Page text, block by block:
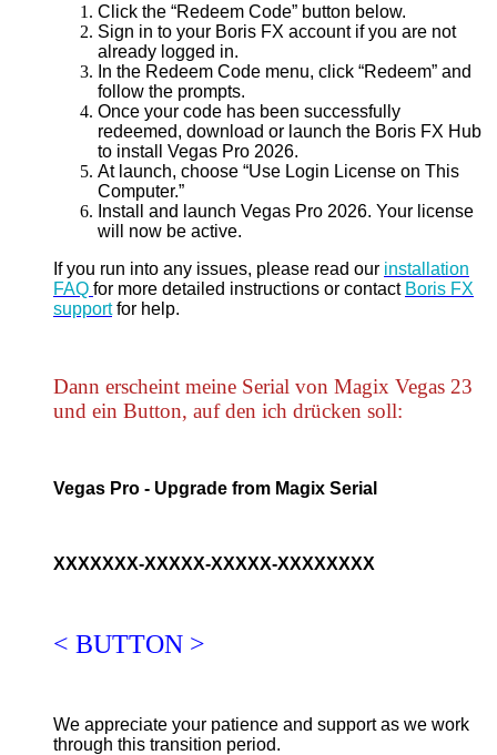
Click the “Redeem Code” button below.
Sign in to your Boris FX account if you are not
already logged in.
In the Redeem Code menu, click “Redeem” and
follow the prompts.
Once your code has been successfully
redeemed, download or launch the Boris FX Hub
to install Vegas Pro 2026.
At launch, choose “Use Login License on This
Computer.”
Install and launch Vegas Pro 2026. Your license
will now be active.
If you run into any issues, please read our installation
FAQ for more detailed instructions or contact Boris FX
supportfor help.
Dann erscheint meine Serial von Magix Vegas 23
und ein Button, auf den ich drücken soll:
Vegas Pro - Upgrade from Magix Serial
XXXXXXX-XXXXX-XXXXX-XXXXXXXX
< BUTTON >
We appreciate your patience and support as we work
through this transition period.